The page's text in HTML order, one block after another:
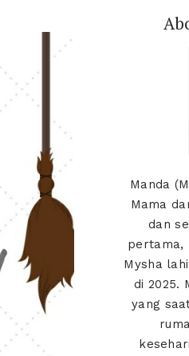
Manda
Mama
dan
pertama,
Mysha
di 2025.
yang